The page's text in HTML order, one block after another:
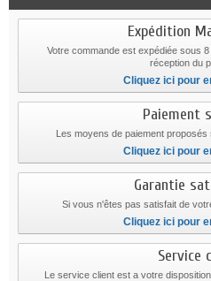
Expédition
Votre commande est expédiée sous
réception du
Cliquez ici pour
Paiement
Les moyens de paiement
Cliquez ici pour
Garantie
Si vous n'êtes pas satisfait de
Cliquez ici pour
Service
Le service client est a votre